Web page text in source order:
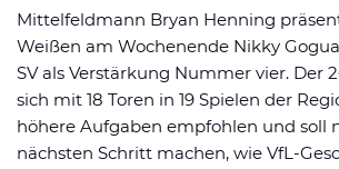
Mittelfeldmann Bryan Henning
Weißen am Wochenende Nikky
SV als Verstärkung Nummer vier. Der
sich mit 18 Toren in 19 Spielen der
höhere Aufgaben empfohlen und soll
nächsten Schritt machen, wie VfL-